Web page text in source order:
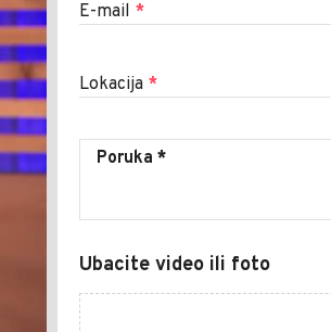
E-mail *
Lokacija *
Ubacite video ili foto